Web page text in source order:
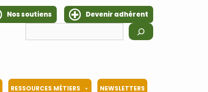
Nos soutiens
Devenir adhérent
RESSOURCES MÉTIERS NEWSLETTERS